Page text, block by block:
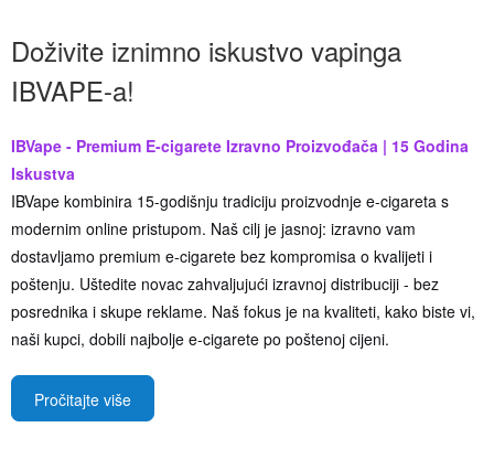
Doživite iznimno iskustvo vapinga
IBVAPE-a!
IBVape - Premium E-cigarete Izravno Proizvođača | 15 Godina
Iskustva
IBVape kombinira 15-godišnju tradiciju proizvodnje e-cigareta s
modernim online pristupom. Naš cilj je jasnoj: izravno vam
dostavljamo premium e-cigarete bez kompromisa o kvalijeti i
poštenju. Uštedite novac zahvaljujući izravnoj distribuciji - bez
posrednika i skupe reklame. Naš fokus je na kvaliteti, kako biste vi,
naši kupci, dobili najbolje e-cigarete po poštenoj cijeni.
Pročitajte više